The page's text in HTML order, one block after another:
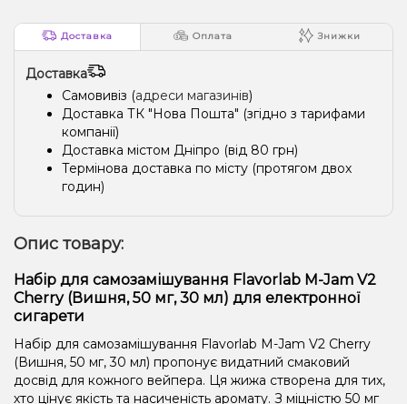
Доставка Оплата Знижки
Доставка
Самовивіз (адреси магазинів)
Доставка ТК "Нова Пошта" (згідно з тарифами
компанії)
Доставка містом Дніпро (від 80 грн)
Термінова доставка по місту (протягом двох
годин)
Опис товару:
Набір для самозамішування Flavorlab M-Jam V2
Cherry (Вишня, 50 мг, 30 мл) для електронної
сигарети
Набір для самозамішування Flavorlab M-Jam V2 Cherry
(Вишня, 50 мг, 30 мл) пропонує видатний смаковий
досвід для кожного вейпера. Ця жижа створена для тих,
хто цінує якість та насиченість аромату. З міцністю 50 мг